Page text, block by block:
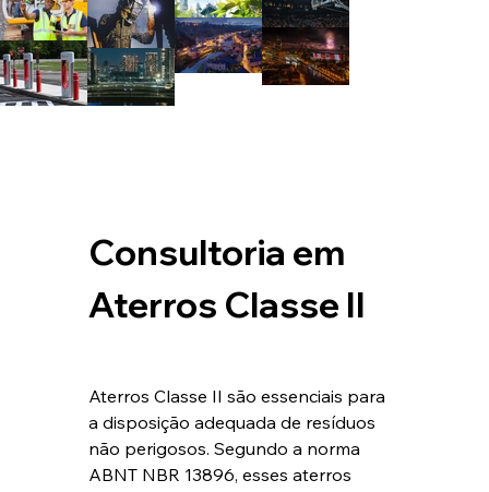
Consultoria em
Aterros Classe II
Aterros Classe II são essenciais para
a disposição adequada de resíduos
não perigosos. Segundo a norma
ABNT NBR 13896, esses aterros